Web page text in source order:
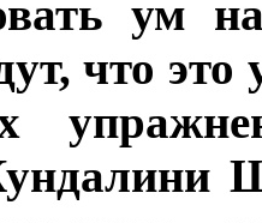
ум
что